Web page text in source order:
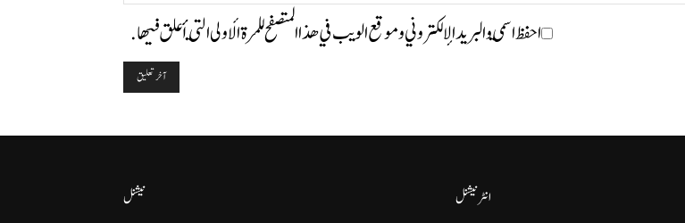
احفظ اسمي والبريد الإلكتروني وموقع الويب في هذا المتصفح للمرة الأولى التي أعلق فيها.
نیشنل انٹرنیشنل